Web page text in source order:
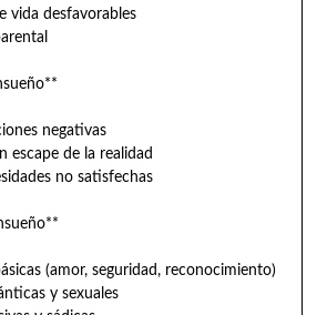
vida desfavorables
negativas
escape de la realidad
no satisfechas
(amor, seguridad, reconocimiento)
y sexuales